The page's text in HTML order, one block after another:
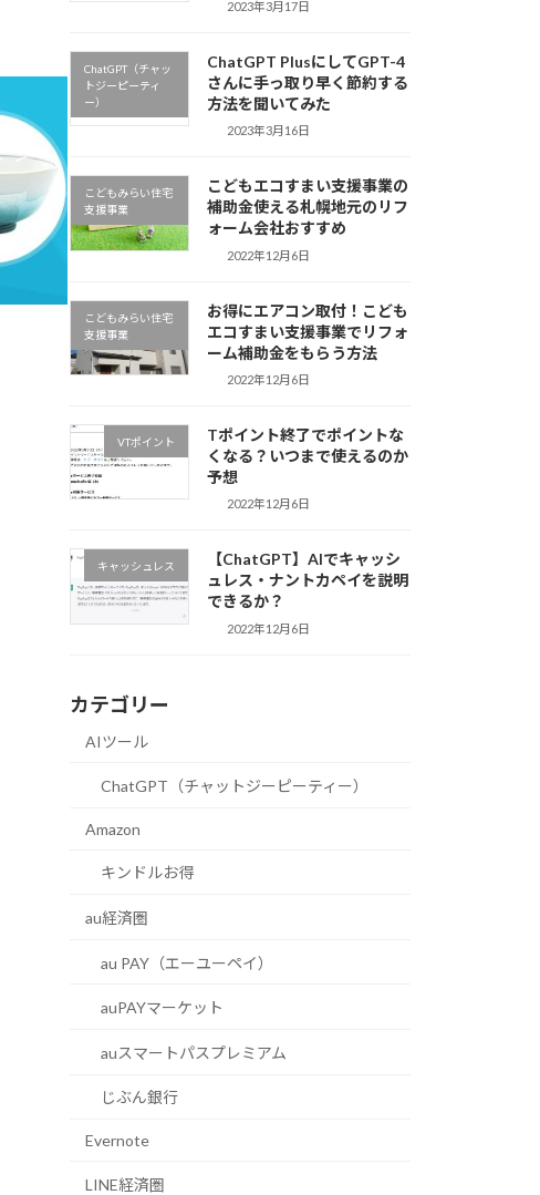
2023年3月17日
ChatGPT（チャッ
トジーピーティ
ー）
ChatGPT PlusにしてGPT-4
さんに手っ取り早く節約する
方法を聞いてみた
2023年3月16日
こどもみらい住宅
支援事業
こどもエコすまい支援事業の
補助金使える札幌地元のリフ
ォーム会社おすすめ
2022年12月6日
こどもみらい住宅
支援事業
お得にエアコン取付！こども
エコすまい支援事業でリフォ
ーム補助金をもらう方法
2022年12月6日
VTポイント
Tポイント終了でポイントな
くなる？いつまで使えるのか
予想
2022年12月6日
キャッシュレス
【ChatGPT】AIでキャッシ
ュレス・ナントカペイを説明
できるか？
2022年12月6日
カテゴリー
AIツール
ChatGPT（チャットジーピーティー）
Amazon
キンドルお得
au経済圏
au PAY（エーユーペイ）
auPAYマーケット
auスマートパスプレミアム
じぶん銀行
Evernote
LINE経済圏